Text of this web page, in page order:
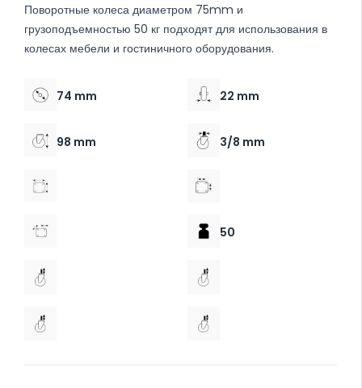
Поворотные колеса диаметром 75mm и
грузоподъемностью 50 кг подходят для использования в
колесах мебели и гостиничного оборудования.
74 mm 22 mm
98 mm 3/8 mm
50